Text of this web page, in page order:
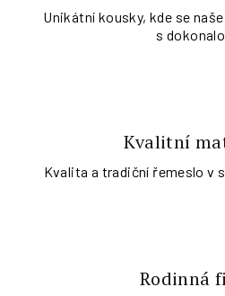
Unikátní kousky, kde se
s
Kvalitní
Kvalita a tradiční řemeslo v
Rodinná